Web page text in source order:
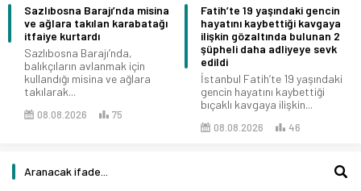
Sazlıbosna Barajı’nda misina
ve ağlara takılan karabatağı
itfaiye kurtardı
Sazlıbosna Barajı’nda,
balıkçıların avlanmak için
kullandığı misina ve ağlara
takılarak...
08.08.2026 75
Fatih’te 19 yaşındaki gencin
hayatını kaybettiği kavgaya
ilişkin gözaltında bulunan 2
şüpheli daha adliyeye sevk
edildi
İstanbul Fatih’te 19 yaşındaki
gencin hayatını kaybettiği
bıçaklı kavgaya ilişkin...
08.08.2026 46